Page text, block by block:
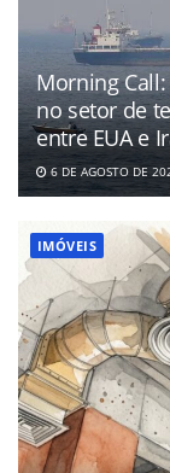
Morning
no setor de
entre EUA e
6 DE AGOSTO DE
IMÓVEIS